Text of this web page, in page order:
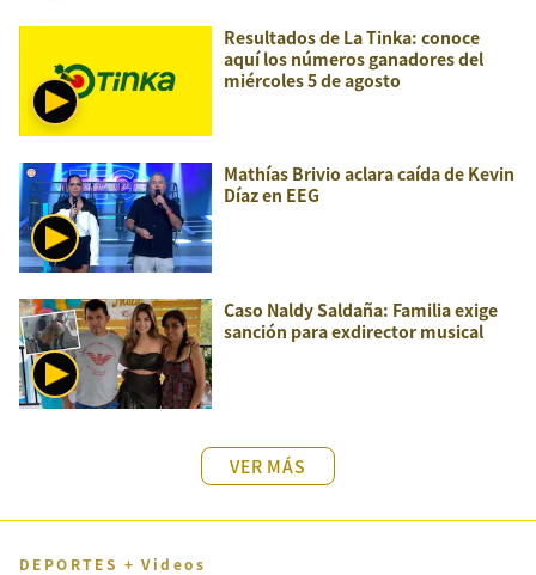
Resultados de La Tinka: conoce
aquí los números ganadores del
miércoles 5 de agosto
Mathías Brivio aclara caída de Kevin
Díaz en EEG
Caso Naldy Saldaña: Familia exige
sanción para exdirector musical
VER MÁS
DEPORTES + Videos